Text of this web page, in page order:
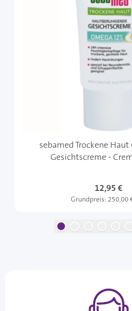
sebamed Trockene Haut
Gesichtscreme -
12,95 €
Grundpreis: 250,00